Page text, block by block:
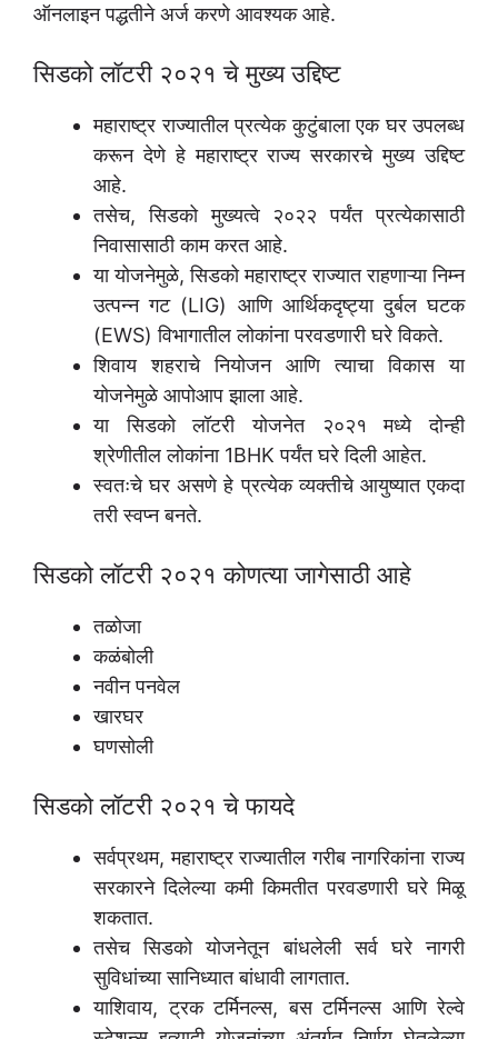
ऑनलाइन पद्धतीने अर्ज करणे आवश्यक आहे.
सिडको लॉटरी २०२१ चे मुख्य उद्दिष्ट
महाराष्ट्र राज्यातील प्रत्येक कुटुंबाला एक घर उपलब्ध
करून देणे हे महाराष्ट्र राज्य सरकारचे मुख्य उद्दिष्ट
आहे.
तसेच, सिडको मुख्यत्वे २०२२ पर्यंत प्रत्येकासाठी
निवासासाठी काम करत आहे.
या योजनेमुळे, सिडको महाराष्ट्र राज्यात राहणाऱ्या निम्न
उत्पन्न गट (LIG) आणि आर्थिकदृष्ट्या दुर्बल घटक
(EWS) विभागातील लोकांना परवडणारी घरे विकते.
शिवाय शहराचे नियोजन आणि त्याचा विकास या
योजनेमुळे आपोआप झाला आहे.
या सिडको लॉटरी योजनेत २०२१ मध्ये दोन्ही
श्रेणीतील लोकांना 1BHK पर्यंत घरे दिली आहेत.
स्वतःचे घर असणे हे प्रत्येक व्यक्तीचे आयुष्यात एकदा
तरी स्वप्न बनते.
सिडको लॉटरी २०२१ कोणत्या जागेसाठी आहे
तळोजा
कळंबोली
नवीन पनवेल
खारघर
घणसोली
सिडको लॉटरी २०२१ चे फायदे
सर्वप्रथम, महाराष्ट्र राज्यातील गरीब नागरिकांना राज्य
सरकारने दिलेल्या कमी किमतीत परवडणारी घरे मिळू
शकतात.
तसेच सिडको योजनेतून बांधलेली सर्व घरे नागरी
सुविधांच्या सानिध्यात बांधावी लागतात.
याशिवाय, ट्रक टर्मिनल्स, बस टर्मिनल्स आणि रेल्वे